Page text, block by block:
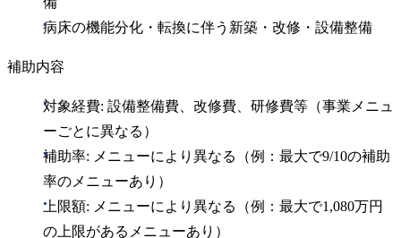
病床の機能分化・転換に伴う新築・改修・設備整備
補助内容
対象経費: 設備整備費、改修費、研修費等（事業メニュ
ーごとに異なる）
補助率: メニューにより異なる（例：最大で9/10の補助
率のメニューあり）
上限額: メニューにより異なる（例：最大で1,080万円
の上限があるメニューあり）